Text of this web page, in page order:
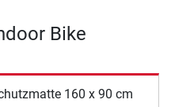
Bike
160 x 90 cm